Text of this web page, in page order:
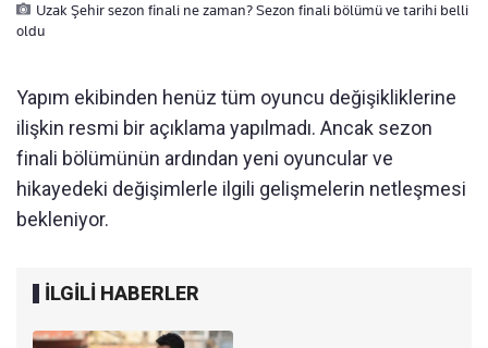
Uzak Şehir sezon finali ne zaman? Sezon finali bölümü ve tarihi belli
oldu
Yapım ekibinden henüz tüm oyuncu değişikliklerine
ilişkin resmi bir açıklama yapılmadı. Ancak sezon
finali bölümünün ardından yeni oyuncular ve
hikayedeki değişimlerle ilgili gelişmelerin netleşmesi
bekleniyor.
İLGİLİ HABERLER